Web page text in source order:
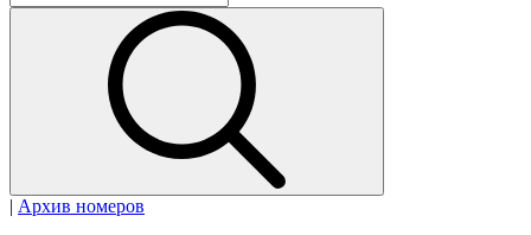
| Архив номеров